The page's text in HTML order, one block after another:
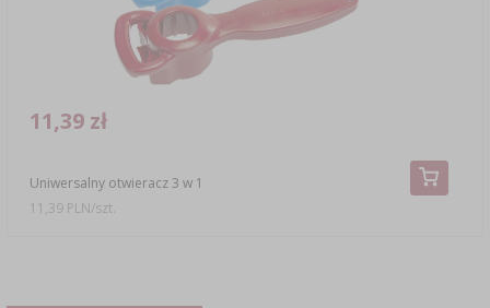
Uniwersalny otwieracz 3 w 1
11,39 zł
11,39 PLN/szt.